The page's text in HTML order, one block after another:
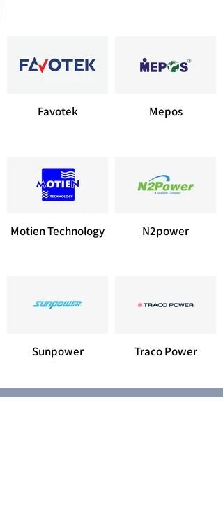
Favotek Mepos
Motien Technology N2power
Sunpower Traco Power